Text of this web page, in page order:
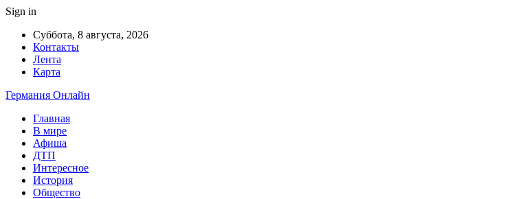
Sign in
Суббота, 8 августа, 2026
Контакты
Лента
Карта
Германия Онлайн
Главная
В мире
Афиша
ДТП
Интересное
История
Общество